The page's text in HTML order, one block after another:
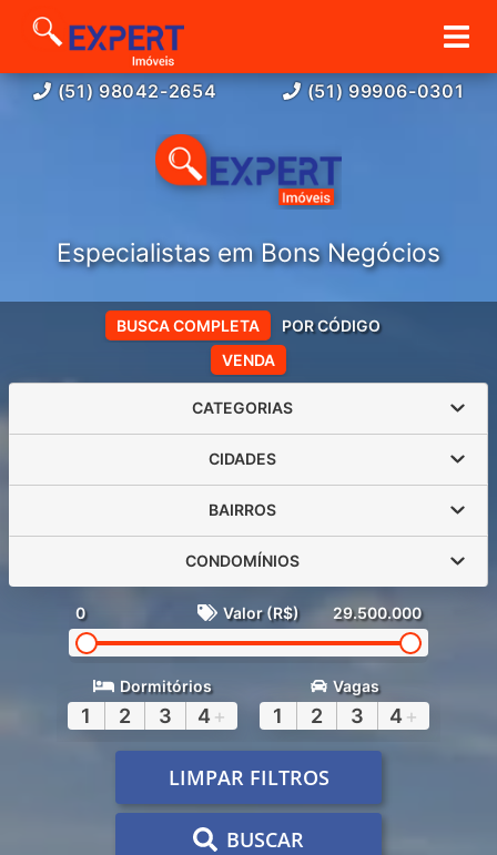
(51) 98042-2654 (51) 99906-0301
Especialistas em Bons Negócios
VENDA
BUSCA COMPLETA POR CÓDIGO
CATEGORIAS
CIDADES
BAIRROS
CONDOMÍNIOS
0 Valor (R$) 29.500.000
Dormitórios
1 2 3 4 +
Vagas
1 2 3 4 +
LIMPAR FILTROS
BUSCAR